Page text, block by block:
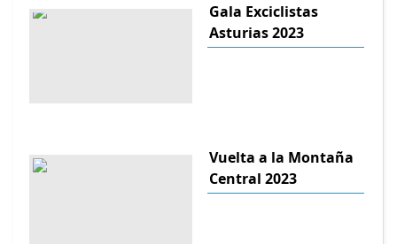
Gala Exciclistas
Asturias 2023
Vuelta a la Montaña
Central 2023